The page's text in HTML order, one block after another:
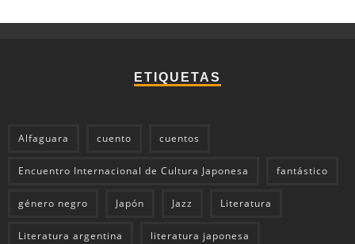
ETIQUETAS
Alfaguara cuento cuentos
Encuentro Internacional de Cultura Japonesa fantástico
género negro Japón Jazz Literatura
Literatura argentina literatura japonesa